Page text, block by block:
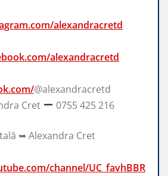
alexandracretd
alexandracretd
@alexandracretd
Cret
0755 425 216
➥ Alexandra Cret
channel/UC_favhBBR